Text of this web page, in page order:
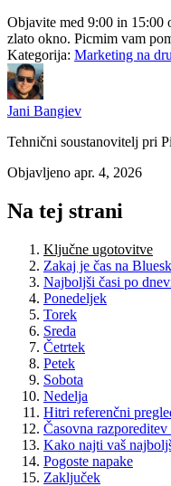
Objavite med 9:00 in 15:00
zlato okno. Picmim vam
Kategorija: Marketing na
Jani Bangiev
Tehnični soustanovitelj pri
Objavljeno apr. 4, 2026
Na tej strani
Ključne ugotovitve
Zakaj je čas na
Najboljši časi po
Ponedeljek
Torek
Sreda
Četrtek
Petek
Sobota
Nedelja
Hitri referenčni
Časovna razporeditev
Kako najti vaš
Pogoste napake
Zaključek